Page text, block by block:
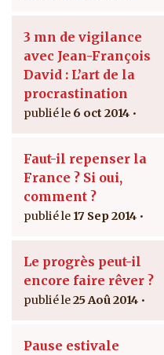
3 mn de vigilance
avec Jean-François
David : L’art de la
procrastination
6 oct 2014
Faut-il repenser la
France ? Si oui,
comment ?
17 Sep 2014
Le progrès peut-il
encore faire rêver ?
25 Aoû 2014
Pause estivale